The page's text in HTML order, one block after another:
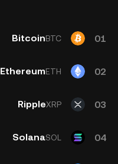
01
BitcoinBTC
02
EthereumETH
03
RippleXRP
04
SolanaSOL